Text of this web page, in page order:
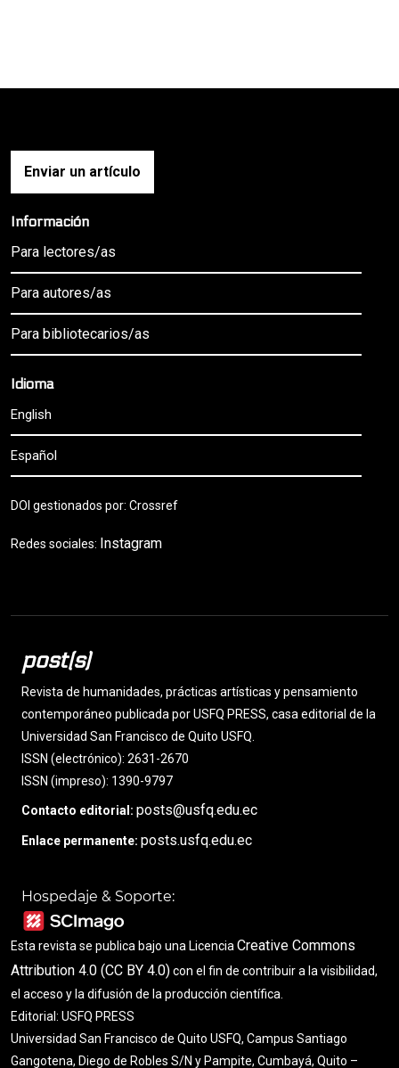
Enviar un artículo
Información
Para lectores/as
Para autores/as
Para bibliotecarios/as
Idioma
English
Español
DOI gestionados por: Crossref
Redes sociales: Instagram
post(s)
Revista de humanidades, prácticas artísticas y pensamiento
contemporáneo publicada por USFQ PRESS, casa editorial de la
Universidad San Francisco de Quito USFQ.
ISSN (electrónico): 2631-2670
ISSN (impreso): 1390-9797
Contacto editorial: posts@usfq.edu.ec
Enlace permanente: posts.usfq.edu.ec
Hospedaje & Soporte:
Esta revista se publica bajo una LicenciaCreative Commons
Attribution 4.0 (CC BY 4.0)con el fin de contribuir a la visibilidad,
el acceso y la difusión de la producción científica.
Editorial: USFQ PRESS
Universidad San Francisco de Quito USFQ, Campus Santiago
Gangotena, Diego de Robles S/N y Pampite, Cumbayá, Quito –